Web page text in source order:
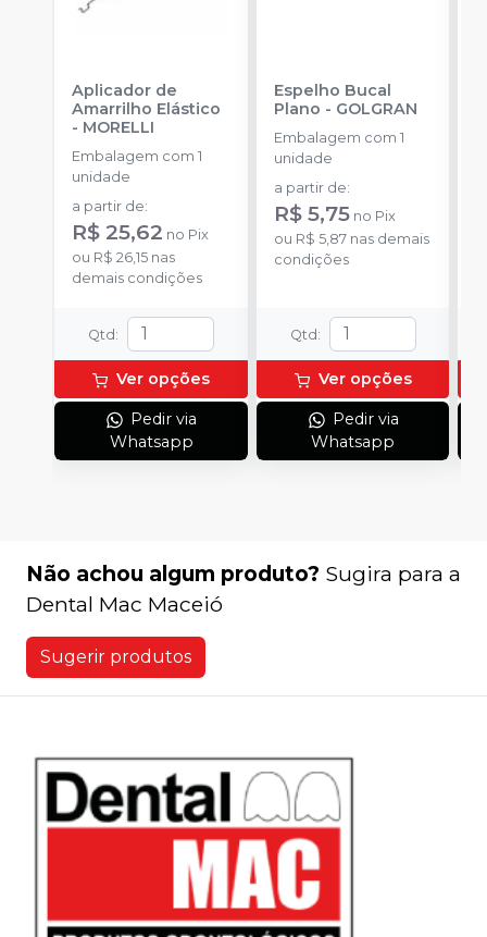
Aplicador de
Amarrilho Elástico
- MORELLI
Embalagem com 1
unidade
a partir de:
R$ 25,62 no Pix
ou R$ 26,15 nas
demais condições
Qtd:
Ver opções
Pedir via
Whatsapp
Espelho Bucal
Plano - GOLGRAN
Embalagem com 1
unidade
a partir de:
R$ 5,75 no Pix
ou R$ 5,87nas demais
condições
Qtd:
Ver opções
Pedir via
Whatsapp
Não achou algum produto? Sugira para a
Dental Mac Maceió
Sugerir produtos